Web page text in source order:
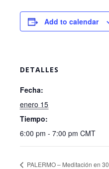
Add to calendar
DETALLES
Fecha:
enero 15
Tiempo:
6:00 pm - 7:00 pm CMT
PALERMO – Meditación en 30